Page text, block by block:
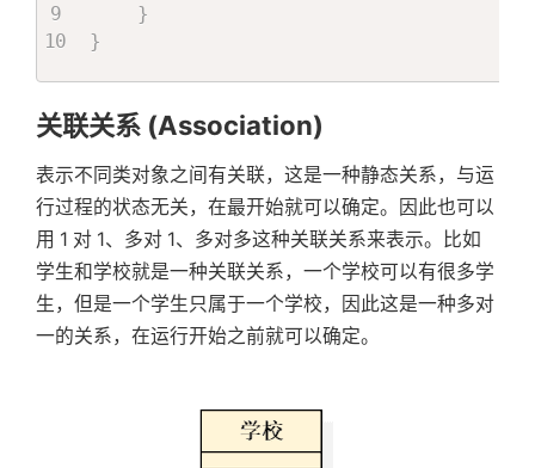
}
}
关联关系 (Association)
表示不同类对象之间有关联，这是一种静态关系，与运
行过程的状态无关，在最开始就可以确定。因此也可以
用 1 对 1、多对 1、多对多这种关联关系来表示。比如
学生和学校就是一种关联关系，一个学校可以有很多学
生，但是一个学生只属于一个学校，因此这是一种多对
一的关系，在运行开始之前就可以确定。